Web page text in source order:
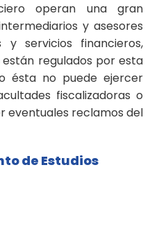
operan una gran
y asesores
servicios financieros,
regulados por esta
ésta no puede ejercer
fiscalizadoras o
eventuales reclamos del
de Estudios